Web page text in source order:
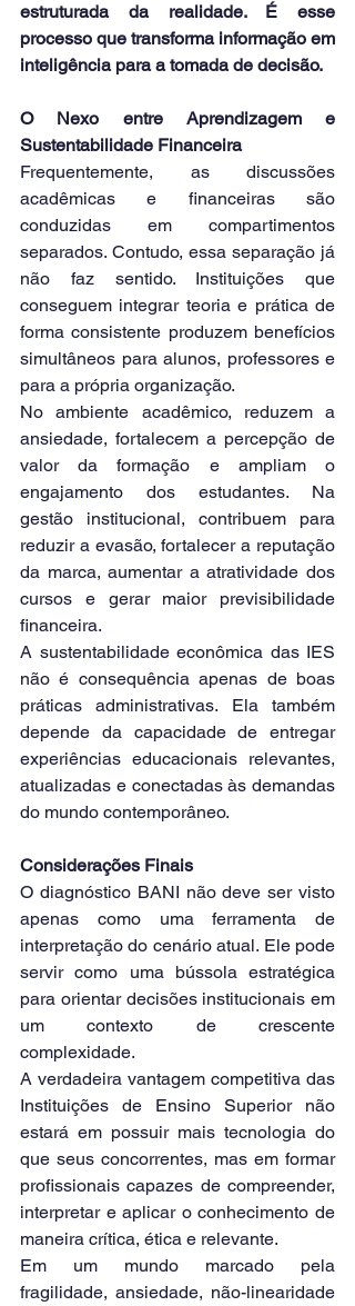
estruturada da realidade. É esse
processo que transforma informação em
inteligência para a tomada de decisão.
O Nexo entre Aprendizagem e
Sustentabilidade Financeira
Frequentemente, as discussões
acadêmicas e financeiras são
conduzidas em compartimentos
separados. Contudo, essa separação já
não faz sentido. Instituições que
conseguem integrar teoria e prática de
forma consistente produzem benefícios
simultâneos para alunos, professores e
para a própria organização.
No ambiente acadêmico, reduzem a
ansiedade, fortalecem a percepção de
valor da formação e ampliam o
engajamento dos estudantes. Na
gestão institucional, contribuem para
reduzir a evasão, fortalecer a reputação
da marca, aumentar a atratividade dos
cursos e gerar maior previsibilidade
financeira.
A sustentabilidade econômica das IES
não é consequência apenas de boas
práticas administrativas. Ela também
depende da capacidade de entregar
experiências educacionais relevantes,
atualizadas e conectadas às demandas
do mundo contemporâneo.
Considerações Finais
O diagnóstico BANI não deve ser visto
apenas como uma ferramenta de
interpretação do cenário atual. Ele pode
servir como uma bússola estratégica
para orientar decisões institucionais em
um contexto de crescente
complexidade.
A verdadeira vantagem competitiva das
Instituições de Ensino Superior não
estará em possuir mais tecnologia do
que seus concorrentes, mas em formar
profissionais capazes de compreender,
interpretar e aplicar o conhecimento de
maneira crítica, ética e relevante.
Em um mundo marcado pela
fragilidade, ansiedade, não-linearidade